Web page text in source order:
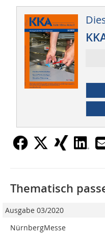
Thematisch
Ausgabe 03/2020
NürnbergMesse